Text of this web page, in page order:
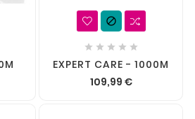

    
EXPERT CARE - 1000M
109,99 €